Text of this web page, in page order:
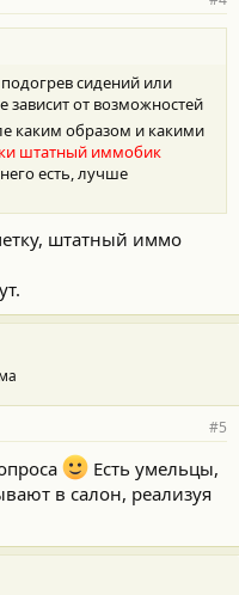
сидений или
зависит от возможностей
каким образом и какими
штатный иммобик
есть, лучше
штатный иммо
#5
Есть умельцы,
в салон, реализуя